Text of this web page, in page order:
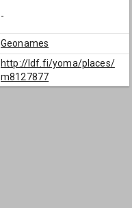
-
Geonames
http://ldf.fi/yoma/places/
m8127877